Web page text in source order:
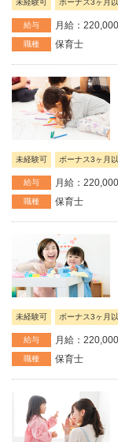
給与 月給：
職種 保育士
未経験可 ボーナス3ヶ月
給与 月給：
職種 保育士
未経験可 ボーナス3ヶ月
給与 月給：
職種 保育士